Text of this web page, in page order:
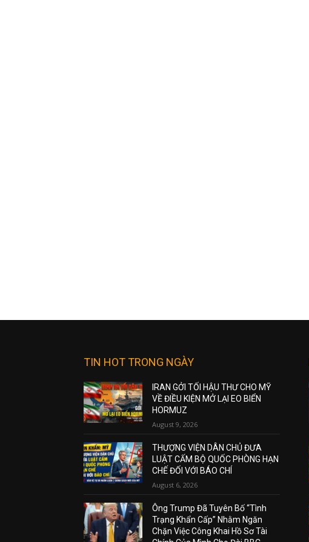
TIN HOT TRONG NGÀY
IRAN GỞI TỐI HẬU THƯ CHO MỸ
VỀ ĐIỀU KIỆN MỞ LẠI EO BIỂN
HORMUZ
August 9, 2026
THƯỢNG VIỆN DÂN CHỦ ĐƯA
LUẬT CẤM BỘ QUỐC PHÒNG HẠN
CHẾ ĐỐI VỚI BÁO CHÍ
August 6, 2026
Ông Trump Đã Tuyên Bố “Tình
Trạng Khẩn Cấp” Nhằm Ngăn
Chặn Việc Công Khai Hồ Sơ Tài